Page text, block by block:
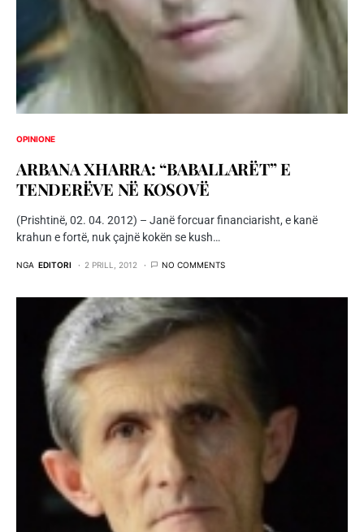
OPINIONE
ARBANA XHARRA: “BABALLARËT” E
TENDERËVE NË KOSOVË
(Prishtinë, 02. 04. 2012) – Janë forcuar financiarisht, e kanë
krahun e fortë, nuk çajnë kokën se kush…
NGA EDITORI 2 PRILL, 2012 NO COMMENTS